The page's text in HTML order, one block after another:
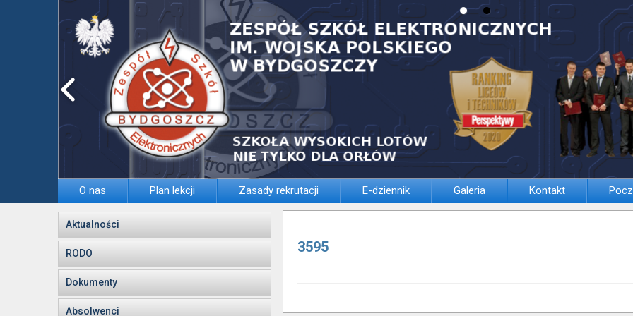
O nas Plan lekcji Zasady rekrutacji E-dziennik Galeria Kontakt
Aktualności
RODO
Dokumenty
Absolwenci
3595